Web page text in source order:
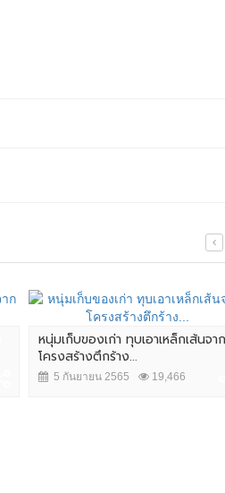
หนุ่มเก็บของเก่า ทุบเอาเหล็กเส้นจาก
โครงสร้างตึกร้าง...
5 กันยายน 2565 19,466